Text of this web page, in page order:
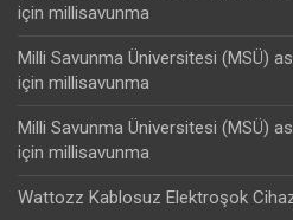
için millisavunma
Milli Savunma Üniversitesi (MSÜ)
için millisavunma
Milli Savunma Üniversitesi (MSÜ)
için millisavunma
Wattozz Kablosuz Elektroşok